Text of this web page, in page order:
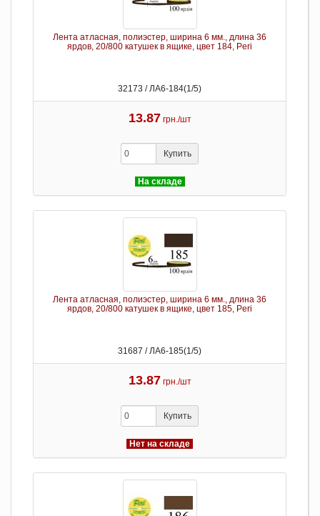
Лента атласная, полиэстер, ширина 6 мм., длина 36
ярдов, 20/800 катушек в ящике, цвет 184, Peri
32173 / ЛА6-184(1/5)
13.87 грн./шт
Купить
На складе
Лента атласная, полиэстер, ширина 6 мм., длина 36
ярдов, 20/800 катушек в ящике, цвет 185, Peri
31687 / ЛА6-185(1/5)
13.87 грн./шт
Купить
Нет на складе